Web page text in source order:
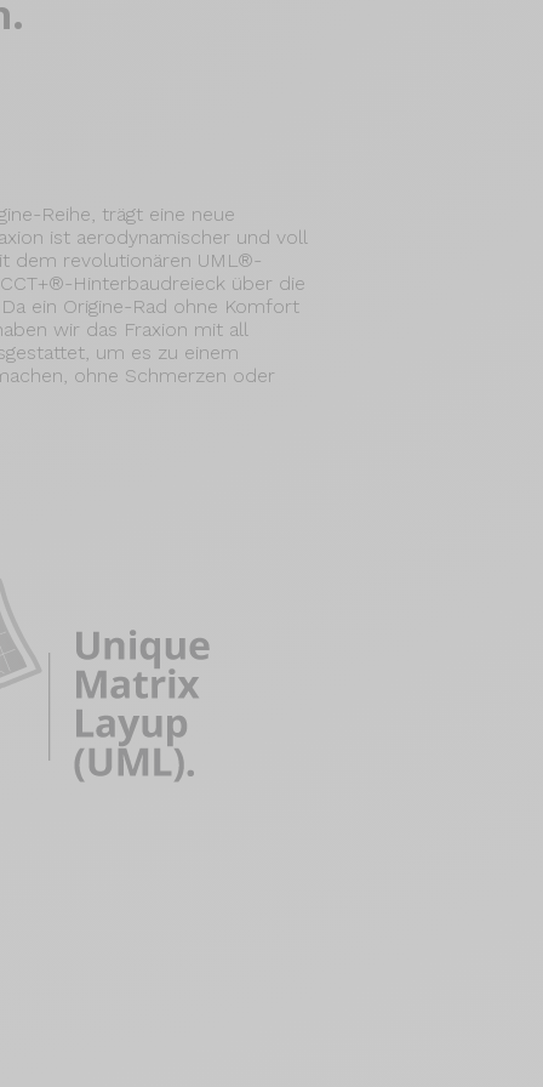
Reihe, trägt eine neue
ist aerodynamischer und voll
dem revolutionären UML®-
Hinterbaudreieck über die
ein Origine-Rad ohne Komfort
wir das Fraxion mit all
um es zu einem
ohne Schmerzen oder